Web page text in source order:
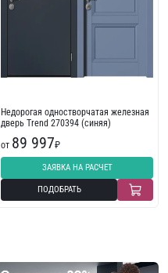
Недорогая одностворчатая железная
дверь Trend 270394 (синяя)
от 89 997₽
ЗАЯВКА НА РАСЧЕТ
ПОДОБРАТЬ